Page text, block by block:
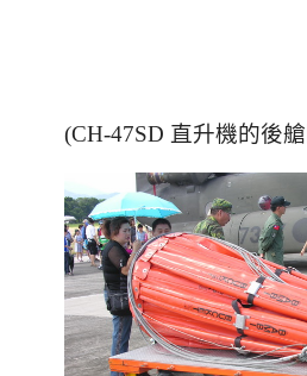
(CH-47SD 直升機的後